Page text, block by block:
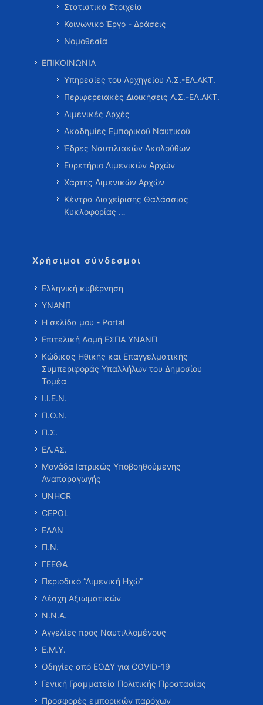
Στατιστικά Στοιχεία
Κοινωνικό Έργο - Δράσεις
Νομοθεσία
ΕΠΙΚΟΙΝΩΝΙΑ
Υπηρεσίες του Αρχηγείου Λ.Σ.-ΕΛ.ΑΚΤ.
Περιφερειακές Διοικήσεις Λ.Σ.-ΕΛ.ΑΚΤ.
Λιμενικές Αρχές
Ακαδημίες Εμπορικού Ναυτικού
Έδρες Ναυτιλιακών Ακολούθων
Ευρετήριο Λιμενικών Αρχών
Χάρτης Λιμενικών Αρχών
Κέντρα Διαχείρισης Θαλάσσιας
Κυκλοφορίας …
Χρήσιμοι σύνδεσμοι
Ελληνική κυβέρνηση
ΥΝΑΝΠ
Η σελίδα μου - Portal
Επιτελική Δομή ΕΣΠΑ ΥΝΑΝΠ
Κώδικας Ηθικής και Επαγγελματικής
Συμπεριφοράς Υπαλλήλων του Δημοσίου
Τομέα
Ι.Ι.Ε.Ν.
Π.Ο.Ν.
Π.Σ.
ΕΛ.ΑΣ.
Μονάδα Ιατρικώς Υποβοηθούμενης
Αναπαραγωγής
UNHCR
CEPOL
ΕΑΑΝ
Π.Ν.
ΓΕΕΘΑ
Περιοδικό “Λιμενική Ηχώ”
Λέσχη Αξιωματικών
Ν.Ν.Α.
Αγγελίες προς Ναυτιλλομένους
Ε.Μ.Υ.
Οδηγίες από ΕΟΔΥ για COVID-19
Γενική Γραμματεία Πολιτικής Προστασίας
Προσφορές εμπορικών παρόχων